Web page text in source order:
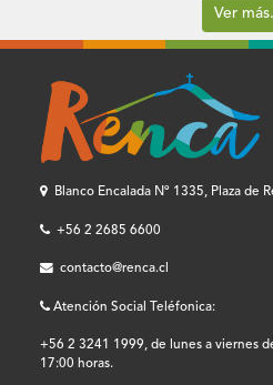
Ver
Blanco Encalada Nº 1335, Plaza de
+56 2 2685 6600
contacto@renca.cl
Atención Social Teléfonica:
+56 2 3241 1999, de lunes a viernes
17:00 horas.